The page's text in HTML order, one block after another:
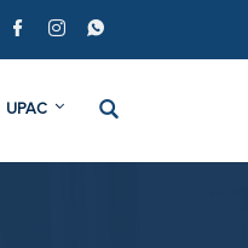
UPAC